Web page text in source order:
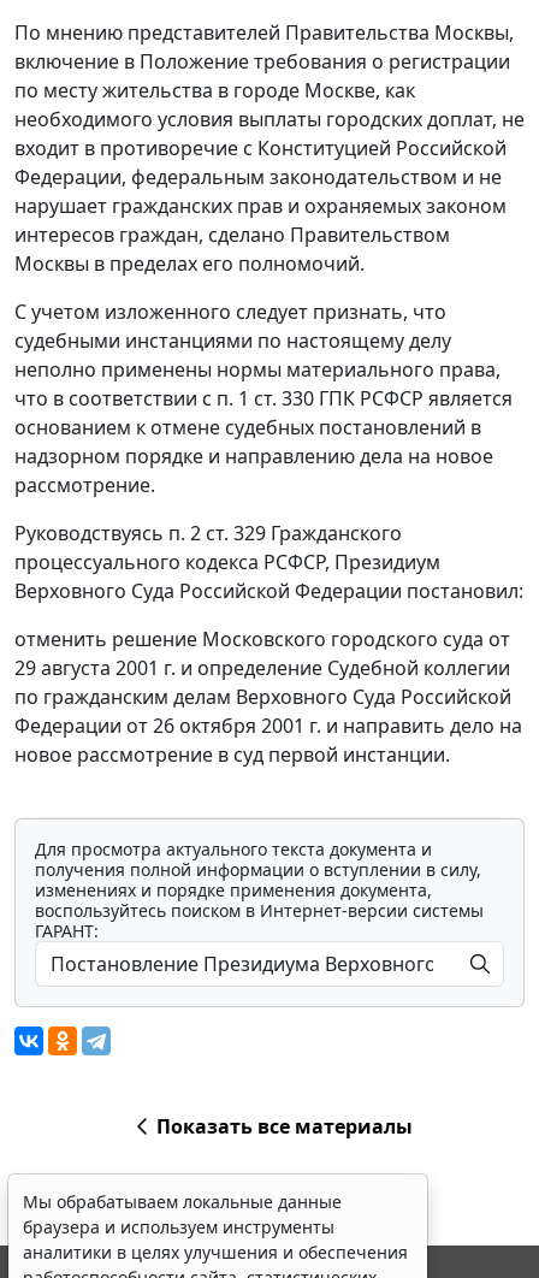
По мнению представителей Правительства Москвы,
включение в Положение требования о регистрации
по месту жительства в городе Москве, как
необходимого условия выплаты городских доплат, не
входит в противоречие с Конституцией Российской
Федерации, федеральным законодательством и не
нарушает гражданских прав и охраняемых законом
интересов граждан, сделано Правительством
Москвы в пределах его полномочий.
С учетом изложенного следует признать, что
судебными инстанциями по настоящему делу
неполно применены нормы материального права,
что в соответствии с п. 1 ст. 330 ГПК РСФСР является
основанием к отмене судебных постановлений в
надзорном порядке и направлению дела на новое
рассмотрение.
Руководствуясь п. 2 ст. 329 Гражданского
процессуального кодекса РСФСР, Президиум
Верховного Суда Российской Федерации постановил:
отменить решение Московского городского суда от
29 августа 2001 г. и определение Судебной коллегии
по гражданским делам Верховного Суда Российской
Федерации от 26 октября 2001 г. и направить дело на
новое рассмотрение в суд первой инстанции.
Для просмотра актуального текста документа и
получения полной информации о вступлении в силу,
изменениях и порядке применения документа,
воспользуйтесь поиском в Интернет-версии системы
ГАРАНТ:
Показать все материалы
Мы обрабатываем локальные данные
браузера и используем инструменты
аналитики в целях улучшения и обеспечения